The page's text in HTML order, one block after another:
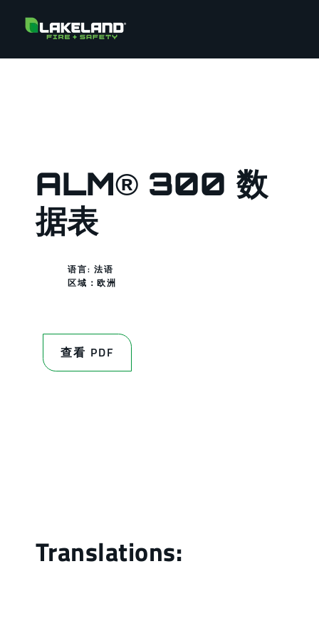
ALM® 300 数
据表
语言: 法语
区域：欧洲
查看 PDF